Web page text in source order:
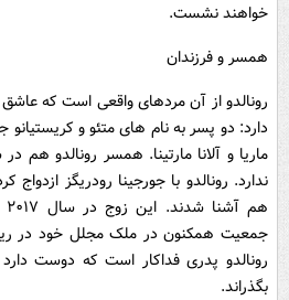
خواهند نشست.
همسر و فرزندان
رونالدو از آن مردهای واقعی است که عاشق
دارد: دو پسر به نام های متئو و کریستیانو
ماریا و آلانا مارتینا. همسر رونالدو
جمعیت همکنون در ملک مجلل خود در
رونالدو پدری فداکار است که دوست
بگذراند.